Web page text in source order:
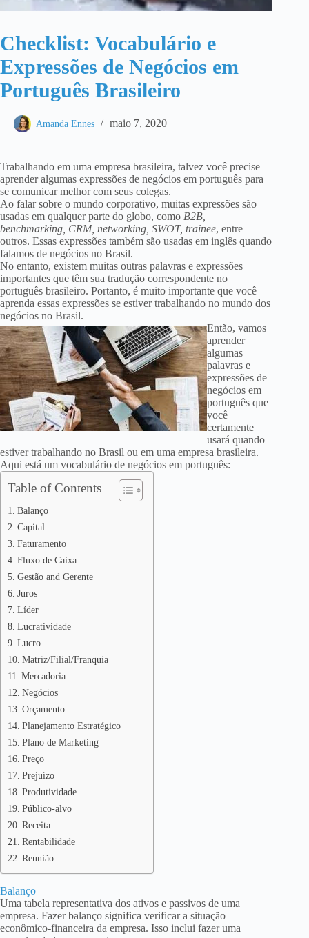
Checklist: Vocabulário e
Expressões de Negócios em
Português Brasileiro
Amanda Ennes maio 7, 2020
Trabalhando em uma empresa brasileira, talvez você precise
aprender algumas expressões de negócios em português para
se comunicar melhor com seus colegas.
Ao falar sobre o mundo corporativo, muitas expressões são
usadas em qualquer parte do globo, como B2B,
benchmarking, CRM, networking, SWOT, trainee, entre
outros. Essas expressões também são usadas em inglês quando
falamos de negócios no Brasil.
No entanto, existem muitas outras palavras e expressões
importantes que têm sua tradução correspondente no
português brasileiro. Portanto, é muito importante que você
aprenda essas expressões se estiver trabalhando no mundo dos
negócios no Brasil.
Então, vamos
aprender
algumas
palavras e
expressões de
negócios em
português que
você
certamente
usará quando
estiver trabalhando no Brasil ou em uma empresa brasileira.
Aqui está um vocabulário de negócios em português:
Table of Contents
Balanço
Capital
Faturamento
Fluxo de Caixa
Gestão and Gerente
Juros
Líder
Lucratividade
Lucro
Matriz/Filial/Franquia
Mercadoria
Negócios
Orçamento
Planejamento Estratégico
Plano de Marketing
Preço
Prejuízo
Produtividade
Público-alvo
Receita
Rentabilidade
Reunião
Balanço
Uma tabela representativa dos ativos e passivos de uma
empresa. Fazer balanço significa verificar a situação
econômico-financeira da empresa. Isso inclui fazer uma